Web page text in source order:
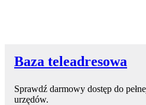
Baza teleadresowa
Sprawdź darmowy dostęp do
urzędów.